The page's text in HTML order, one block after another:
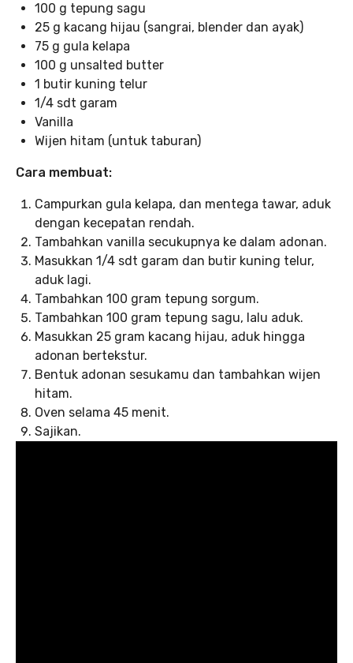
100 g tepung sagu
25 g kacang hijau (sangrai, blender dan ayak)
75 g gula kelapa
100 g unsalted butter
1 butir kuning telur
1/4 sdt garam
Vanilla
Wijen hitam (untuk taburan)
Cara membuat:
Campurkan gula kelapa, dan mentega tawar, aduk
dengan kecepatan rendah.
Tambahkan vanilla secukupnya ke dalam adonan.
Masukkan 1/4 sdt garam dan butir kuning telur,
aduk lagi.
Tambahkan 100 gram tepung sorgum.
Tambahkan 100 gram tepung sagu, lalu aduk.
Masukkan 25 gram kacang hijau, aduk hingga
adonan bertekstur.
Bentuk adonan sesukamu dan tambahkan wijen
hitam.
Oven selama 45 menit.
Sajikan.